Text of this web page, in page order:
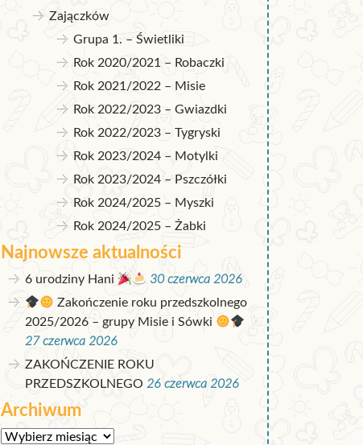
Zajączków
Grupa 1. – Świetliki
Rok 2020/2021 – Robaczki
Rok 2021/2022 – Misie
Rok 2022/2023 – Gwiazdki
Rok 2022/2023 – Tygryski
Rok 2023/2024 – Motylki
Rok 2023/2024 – Pszczółki
Rok 2024/2025 – Myszki
Rok 2024/2025 – Żabki
Najnowsze aktualności
6 urodziny Hani
30 czerwca 2026
Zakończenie roku przedszkolnego
2025/2026 – grupy Misie i Sówki
27 czerwca 2026
ZAKOŃCZENIE ROKU
PRZEDSZKOLNEGO 26 czerwca 2026
Archiwum
Archiwum